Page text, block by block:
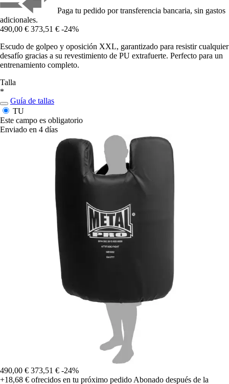
Paga tu pedido por transferencia bancaria, sin gastos
adicionales.
490,00 € 373,51 € -24%
Escudo de golpeo y oposición XXL, garantizado para resistir cualquier
desafío gracias a su revestimiento de PU extrafuerte. Perfecto para un
entrenamiento completo.
Talla
*
Guía de tallas
TU
Este campo es obligatorio
Enviado en 4 días
490,00 € 373,51 € -24%
+18,68 € ofrecidos en tu próximo pedido Abonado después de la